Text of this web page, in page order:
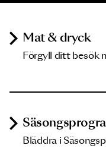
Mat & dryck
Förgyll ditt besök
Bläddra i